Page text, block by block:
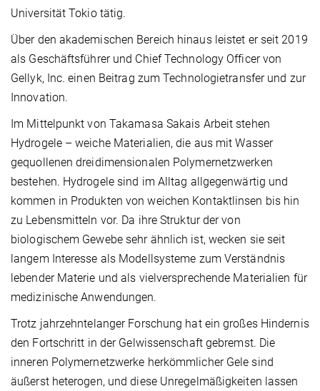
Universität Tokio tätig.
Über den akademischen Bereich hinaus leistet er seit 2019
als Geschäftsführer und Chief Technology Officer von
Gellyk, Inc. einen Beitrag zum Technologietransfer und zur
Innovation.
Im Mittelpunkt von Takamasa Sakais Arbeit stehen
Hydrogele – weiche Materialien, die aus mit Wasser
gequollenen dreidimensionalen Polymernetzwerken
bestehen. Hydrogele sind im Alltag allgegenwärtig und
kommen in Produkten von weichen Kontaktlinsen bis hin
zu Lebensmitteln vor. Da ihre Struktur der von
biologischem Gewebe sehr ähnlich ist, wecken sie seit
langem Interesse als Modellsysteme zum Verständnis
lebender Materie und als vielversprechende Materialien für
medizinische Anwendungen.
Trotz jahrzehntelanger Forschung hat ein großes Hindernis
den Fortschritt in der Gelwissenschaft gebremst. Die
inneren Polymernetzwerke herkömmlicher Gele sind
äußerst heterogen, und diese Unregelmäßigkeiten lassen